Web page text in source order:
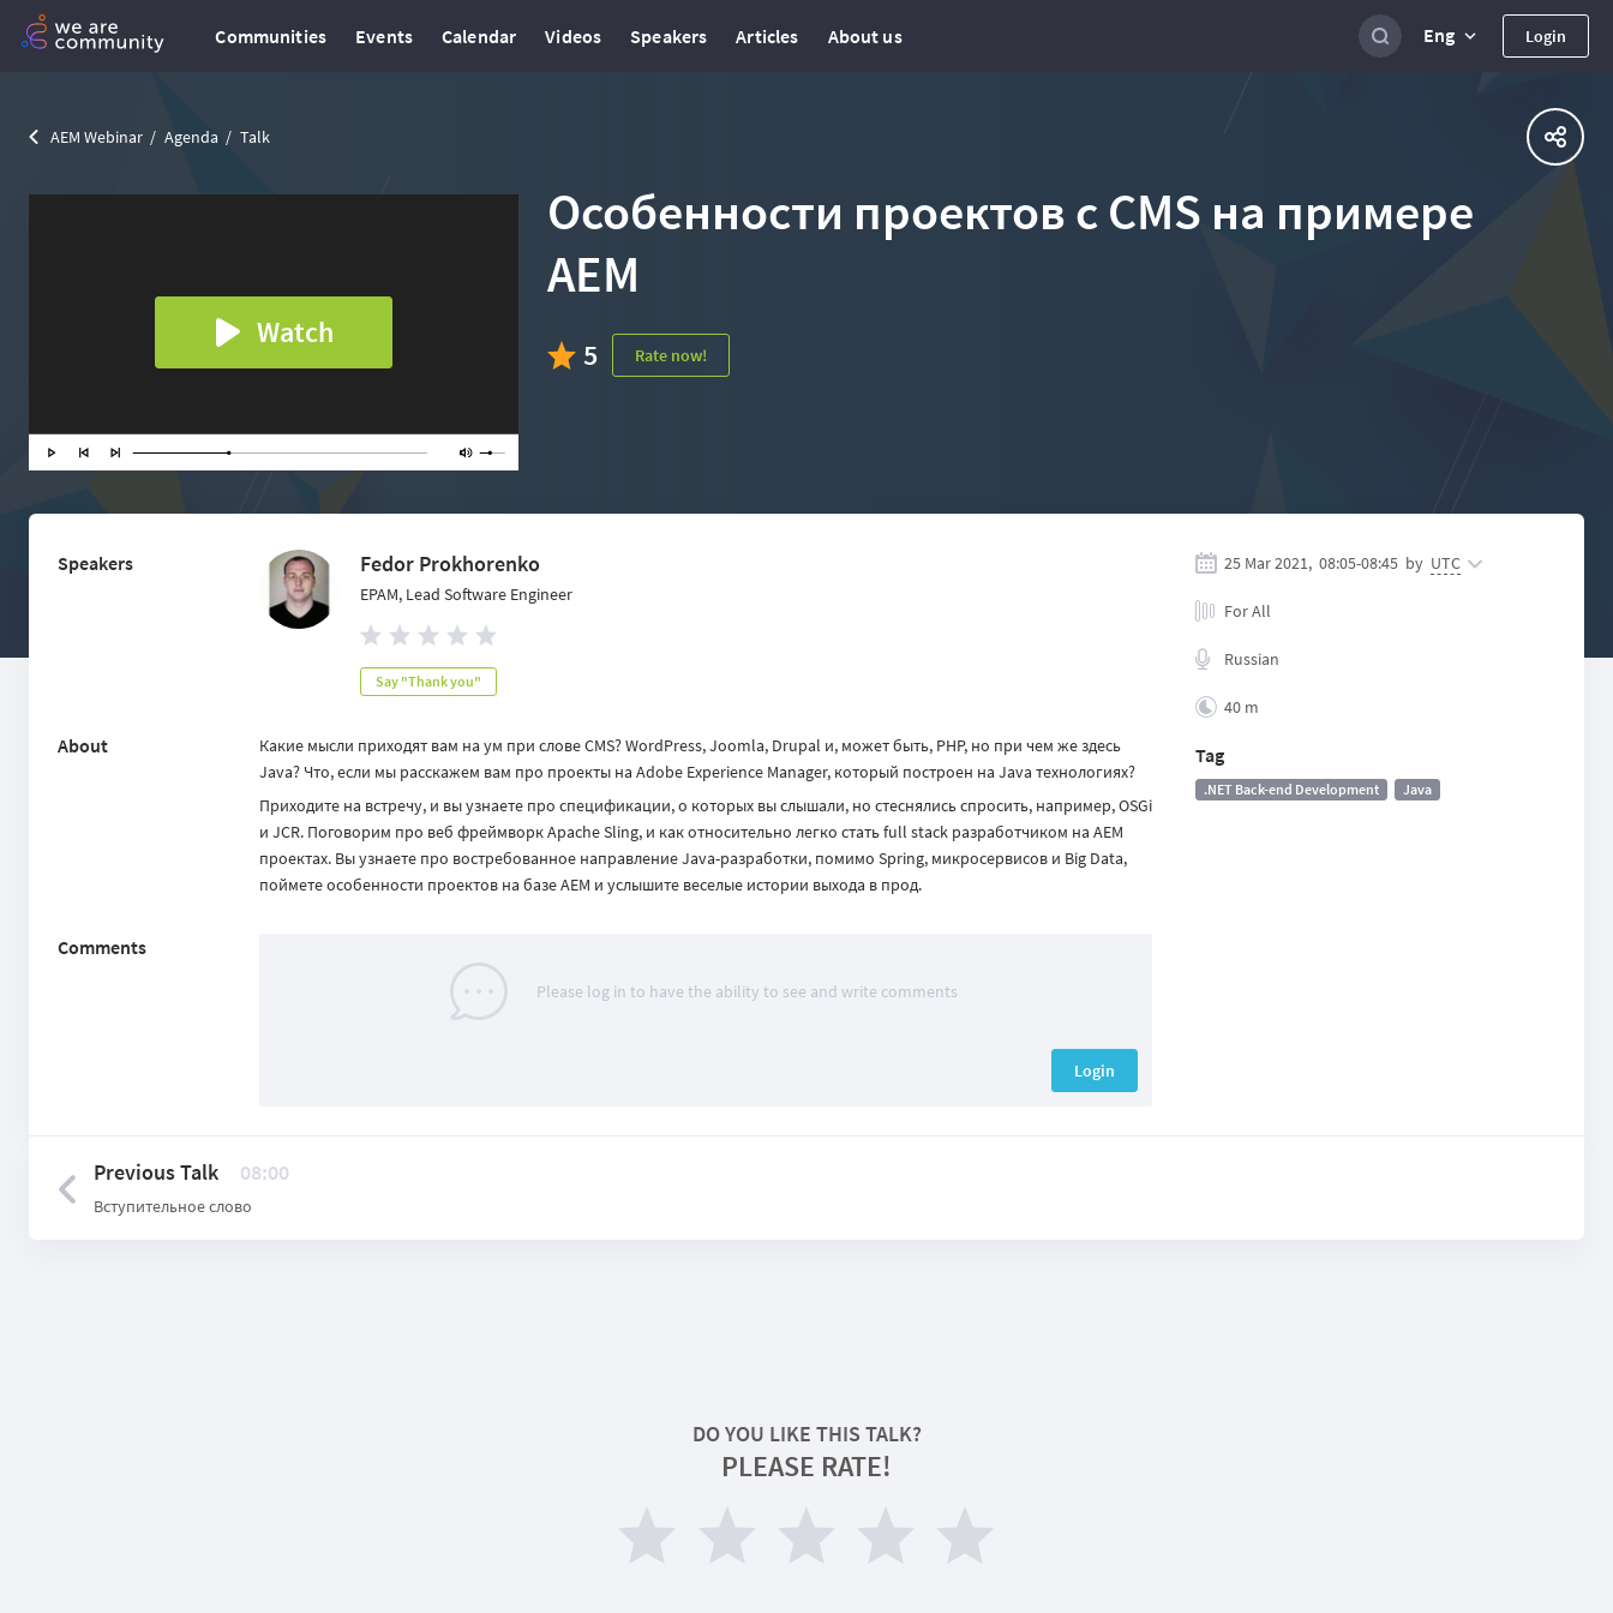
Communities Events Calendar Videos Speakers Articles About us Eng Login
AEM Webinar Agenda Talk
Watch
Особенности проектов с CMS на примере
АЕМ
5 Rate now!
Speakers Fedor Prokhorenko
EPAM, Lead Software Engineer
Say "Thank you"
About
Какие мысли приходят вам на ум при слове CMS? WordPress, Joomla, Drupal и, может быть, PHP, но при чем же здесь
Java? Что, если мы расскажем вам про проекты на Adobe Experience Manager, который построен на Java технологиях?
Приходите на встречу, и вы узнаете про спецификации, о которых вы слышали, но стеснялись спросить, например, OSGi
и JCR. Поговорим про веб фреймворк Apache Sling, и как относительно легко стать full stack разработчиком на АЕМ
проектах. Вы узнаете про востребованное направление Java-разработки, помимо Spring, микросервисов и Big Data,
поймете особенности проектов на базе АЕМ и услышите веселые истории выхода в прод.
Comments
Please log in to have the ability to see and write comments
Login
25 Mar 2021, 08:05-08:45 by UTC
For All
Russian
40 m
Tag
.NET Back-end Development Java
Previous Talk 08:00
Вступительное слово
DO YOU LIKE THIS TALK?
PLEASE RATE!